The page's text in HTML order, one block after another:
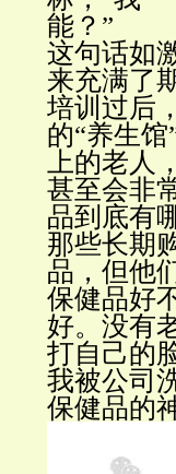
能？”
这句话如
来充满了
培训过后
的“养生
上的老人
甚至会非
品到底有
那些长期
品，但他
保健品好
好。没有
打自己的
我被公司
保健品的